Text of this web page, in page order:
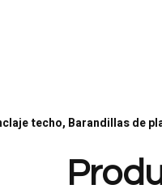
techo, Barandillas de